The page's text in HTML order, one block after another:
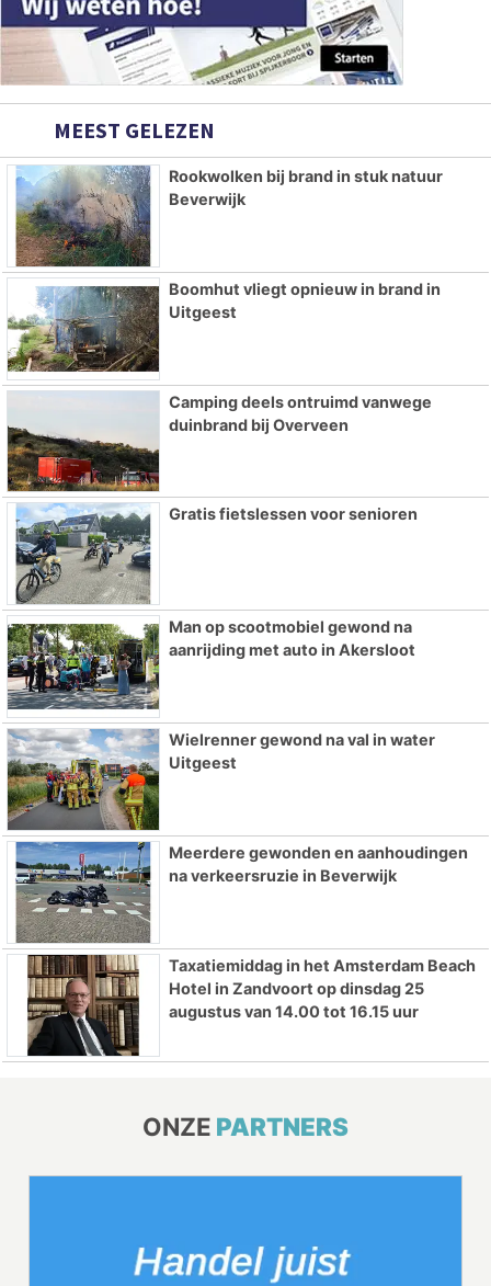
MEEST GELEZEN
Rookwolken bij brand in stuk natuur
Beverwijk
Boomhut vliegt opnieuw in brand in
Uitgeest
Camping deels ontruimd vanwege
duinbrand bij Overveen
Gratis fietslessen voor senioren
Man op scootmobiel gewond na
aanrijding met auto in Akersloot
Wielrenner gewond na val in water
Uitgeest
Meerdere gewonden en aanhoudingen
na verkeersruzie in Beverwijk
Taxatiemiddag in het Amsterdam Beach
Hotel in Zandvoort op dinsdag 25
augustus van 14.00 tot 16.15 uur
ONZE PARTNERS